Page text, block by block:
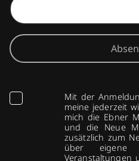
Mit der
meine jederzeit
mich die Ebner
und die Neue
zusätzlich zum
über eigene
Veranstaltungen